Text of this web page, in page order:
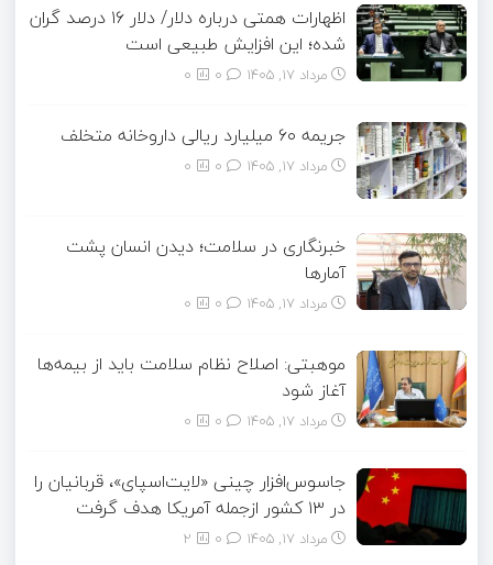
اظهارات همتی درباره دلار/ دلار ۱۶ درصد گران
شده؛ این افزایش طبیعی است
مرداد ۱۷, ۱۴۰۵ 0
جریمه ۶۰ میلیارد ریالی داروخانه متخلف
مرداد ۱۷, ۱۴۰۵ 0
خبرنگاری در سلامت؛ دیدن انسان پشت
آمارها
مرداد ۱۷, ۱۴۰۵ 0
موهبتی: اصلاح نظام سلامت باید از بیمه‌ها
آغاز شود
مرداد ۱۷, ۱۴۰۵ 0
جاسوس‌افزار چینی «لایت‌اسپای»، قربانیان را
در ۱۳ کشور ازجمله آمریکا هدف گرفت
مرداد ۱۷, ۱۴۰۵ 2